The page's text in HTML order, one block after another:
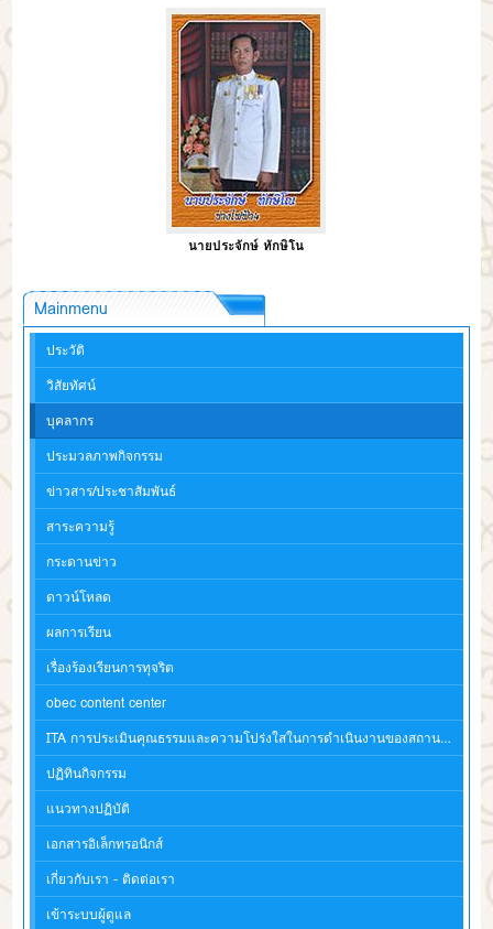
นายประจักษ์ ทักษิโน
Mainmenu
ประวัติ
วิสัยทัศน์
บุคลากร
ประมวลภาพกิจกรรม
ข่าวสาร/ประชาสัมพันธ์
สาระความรู้
กระดานข่าว
ดาวน์โหลด
ผลการเรียน
เรื่องร้องเรียนการทุจริต
obec content center
ITA การประเมินคุณธรรมและความโปร่งใสในการดำเนินงานของสถานศึกษา
ปฏิทินกิจกรรม
แนวทางปฏิบัติ
เอกสารอิเล็กทรอนิกส์
เกี่ยวกับเรา - ติดต่อเรา
เข้าระบบผู้ดูแล